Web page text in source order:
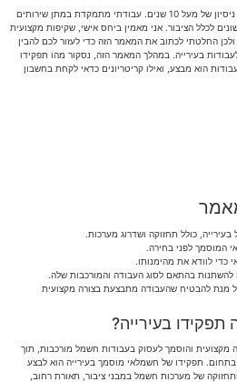
שלום, אני עמית מתן, חשמלאי מוסמך עם ניסיון של מעל 10 שנים. עבודתי מתמקדת במתן שירותים
לכלל הציבור. אני מאמין ביחס אישי, שקיפות מקצועית
החלטתי לכתוב את המאמר הזה כדי לעזור לכם להבין
בעירייה. במהלך המאמר הזה, נסקור מהו תפקידו
הוא מבצע, ואילו קריטריונים כדאי לקחת בחשבון
כולל תחזוקה ושדרוג מערכות.
המוסמך לפני בחירה.
כדי לוודא את מהימנותו.
בהתאם לסוג העבודה והמורכבות שלה.
על מנת להבטיח שהעבודה מתבצעת בצורה מקצועית
בעירייה?
והוסמך לעסוק בעבודות חשמל מורכבות, תוך
תפקידו של חשמלאי מוסמך בעירייה הוא לבצע
של מערכות חשמל במבני ציבור, תאורת רחוב,